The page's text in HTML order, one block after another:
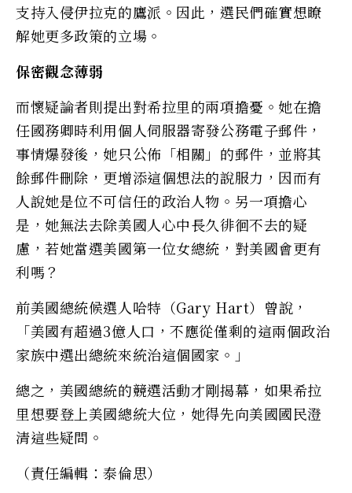
支持入侵伊拉克的鷹派。因此，選民們確實想瞭
解她更多政策的立場。
保密觀念薄弱
而懷疑論者則提出對希拉里的兩項擔憂。她在擔
任國務卿時利用個人伺服器寄發公務電子郵件，
事情爆發後，她只公佈「相關」的郵件，並將其
餘郵件刪除，更增添這個想法的說服力，因而有
人說她是位不可信任的政治人物。另一項擔心
是，她無法去除美國人心中長久徘徊不去的疑
慮，若她當選美國第一位女總統，對美國會更有
利嗎？
前美國總統候選人哈特（Gary Hart）曾說，
「美國有超過3億人口，不應從僅剩的這兩個政治
家族中選出總統來統治這個國家。」
總之，美國總統的競選活動才剛揭幕，如果希拉
里想要登上美國總統大位，她得先向美國國民澄
清這些疑問。
（責任編輯：泰倫思）